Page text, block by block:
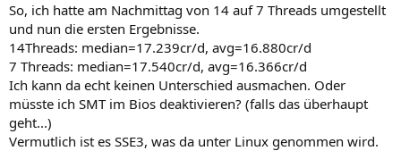
Gruß
Mike
So, ich hatte am Nachmittag von 14 auf 7 Threads umgestellt
und nun die ersten Ergebnisse.
14Threads: median=17.239cr/d, avg=16.880cr/d
7 Threads: median=17.540cr/d, avg=16.366cr/d
Ich kann da echt keinen Unterschied ausmachen. Oder
müsste ich SMT im Bios deaktivieren? (falls das überhaupt
geht...)
Vermutlich ist es SSE3, was da unter Linux genommen wird.